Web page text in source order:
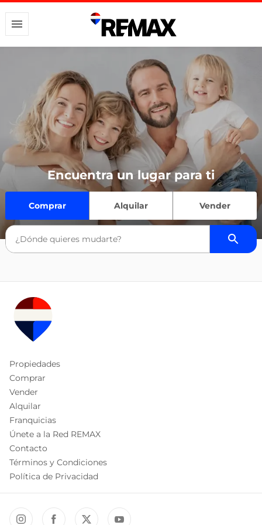
Encuentra un lugar para ti
Comprar Alquilar Vender
Propiedades
Comprar
Vender
Alquilar
Franquicias
Únete a la Red REMAX
Contacto
Términos y Condiciones
Política de Privacidad